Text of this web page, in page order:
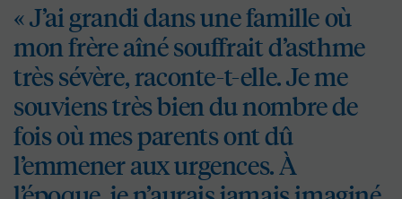
« J’ai grandi dans une famille où
mon frère aîné souffrait d’asthme
très sévère, raconte-t-elle. Je me
souviens très bien du nombre de
fois où mes parents ont dû
l’emmener aux urgences. À